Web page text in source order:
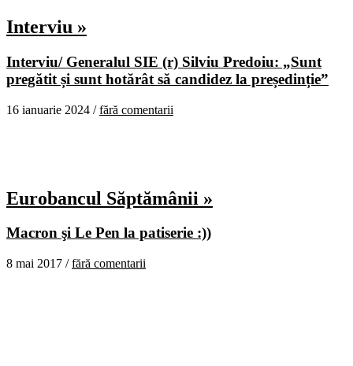
Interviu »
Interviu/ Generalul SIE (r) Silviu Predoiu: „Sunt
pregătit și sunt hotărât să candidez la președinție”
16 ianuarie 2024 /fără comentarii
Eurobancul Săptămânii »
Macron şi Le Pen la patiserie :))
8 mai 2017 /fără comentarii